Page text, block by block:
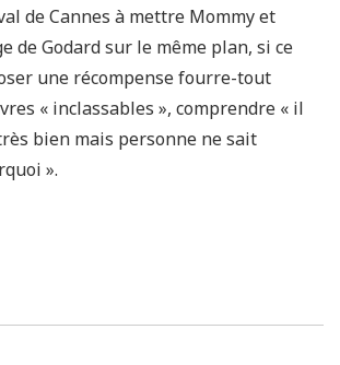
de Cannes à mettre Mommy et
de Godard sur le même plan, si ce
une récompense fourre-tout
« inclassables », comprendre « il
bien mais personne ne sait
».